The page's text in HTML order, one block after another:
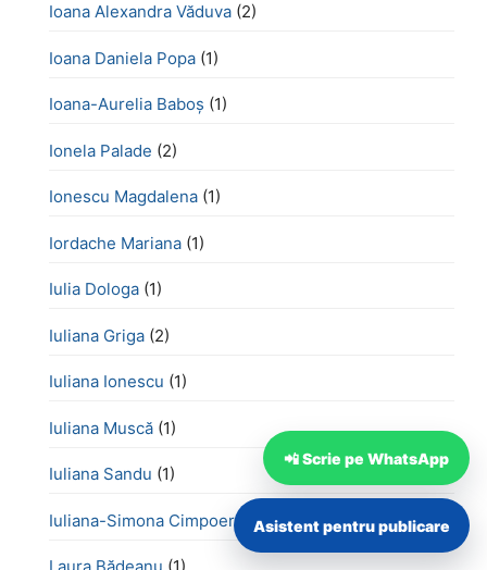
Ioana Alexandra Văduva (2)
Ioana Daniela Popa (1)
Ioana-Aurelia Baboș (1)
Ionela Palade (2)
Ionescu Magdalena (1)
Iordache Mariana (1)
Iulia Dologa (1)
Iuliana Griga (2)
Iuliana Ionescu (1)
Iuliana Muscă (1)
Iuliana Sandu (1)
Iuliana-Simona Cimpoeru (1)
📲 Scrie pe WhatsApp
Asistent pentru publicare